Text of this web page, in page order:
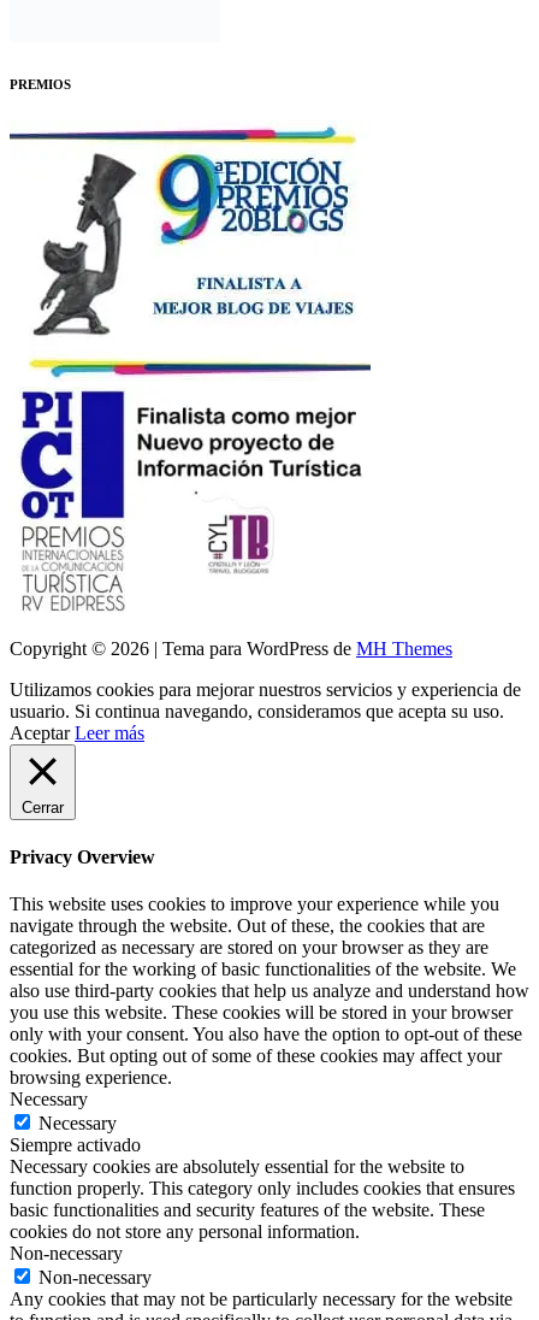
PREMIOS
Copyright © 2026 | Tema para WordPress de MH Themes
Utilizamos cookies para mejorar nuestros servicios y experiencia de
usuario. Si continua navegando, consideramos que acepta su uso.
Aceptar Leer más
Cerrar
Privacy Overview
This website uses cookies to improve your experience while you
navigate through the website. Out of these, the cookies that are
categorized as necessary are stored on your browser as they are
essential for the working of basic functionalities of the website. We
also use third-party cookies that help us analyze and understand how
you use this website. These cookies will be stored in your browser
only with your consent. You also have the option to opt-out of these
cookies. But opting out of some of these cookies may affect your
browsing experience.
Necessary
Necessary
Siempre activado
Necessary cookies are absolutely essential for the website to
function properly. This category only includes cookies that ensures
basic functionalities and security features of the website. These
cookies do not store any personal information.
Non-necessary
Non-necessary
Any cookies that may not be particularly necessary for the website